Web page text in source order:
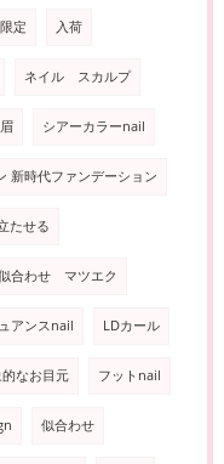
定 入荷
ネイル スカルプ
シアーカラーnail
新時代ファンデーション
たせる
合わせ マツエク
アンスnail LDカール
なお目元 フットnail
似合わせ